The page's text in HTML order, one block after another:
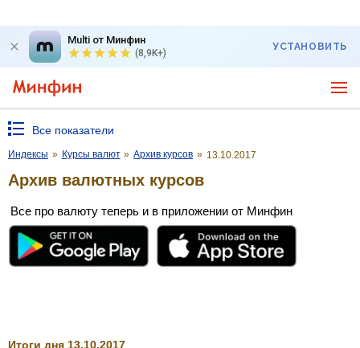
Multi от Минфин
(8,9K+)
УСТАНОВИТЬ
Все показатели
Индексы » Курсы валют » Архив курсов » 13.10.2017
Архив валютных курсов
Все про валюту теперь и в приложении от Минфин
Итоги дня 13.10.2017